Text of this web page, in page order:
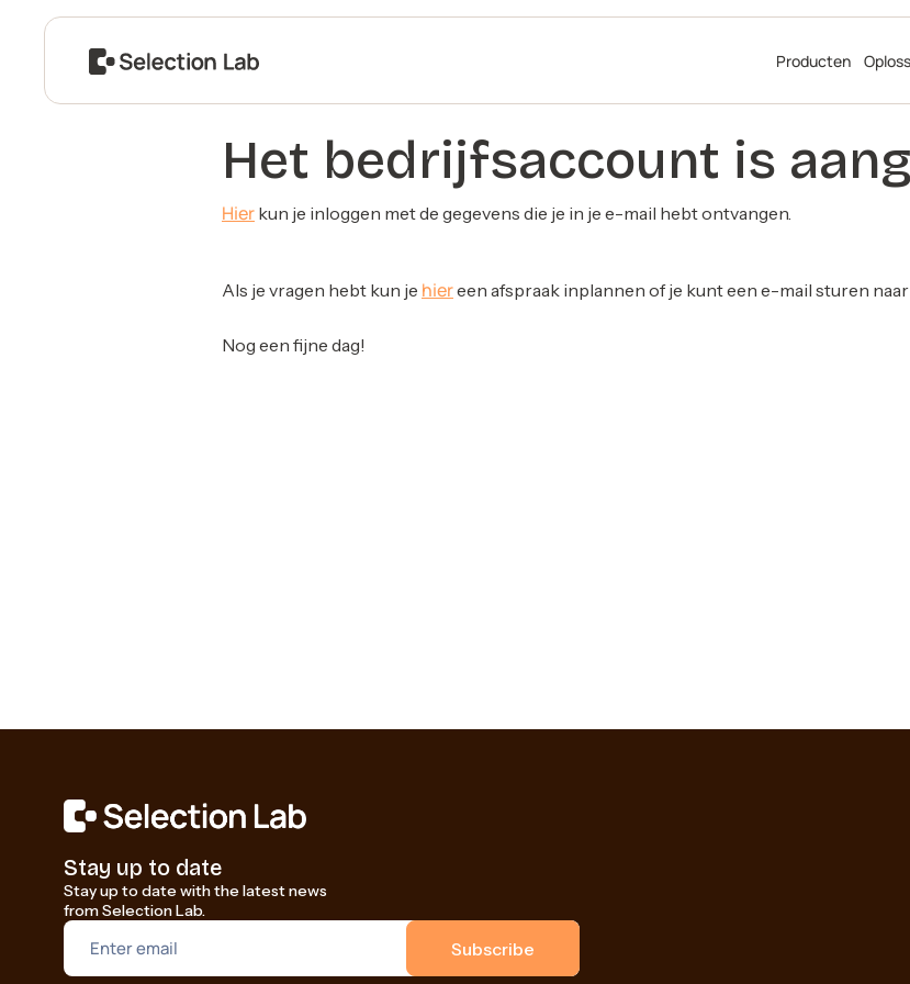
Producten
Het bedrijfsaccount is
Hier kun je inloggen met de gegevens die je in je e-mail hebt ontvangen.
Als je vragen hebt kun je hiereen afspraak inplannen of je kunt een e-mail sturen naar
Nog een fijne dag!
Stay up to date
Stay up to date with the latest news
from Selection Lab.